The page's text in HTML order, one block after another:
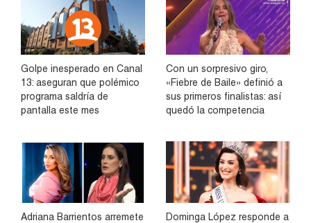
Golpe inesperado en Canal
13: aseguran que polémico
programa saldría de
pantalla este mes
Con un sorpresivo giro,
«Fiebre de Baile» definió a
sus primeros finalistas: así
quedó la competencia
Adriana Barrientos arremete
Dominga López responde a